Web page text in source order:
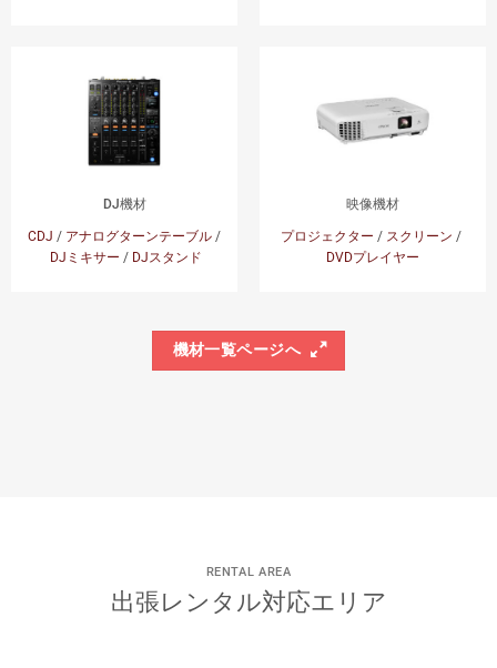
DJ機材
CDJ / アナログターンテーブル /
DJミキサー / DJスタンド
映像機材
プロジェクター / スクリーン /
DVDプレイヤー
機材一覧ページへ
RENTAL AREA
出張レンタル対応エリア